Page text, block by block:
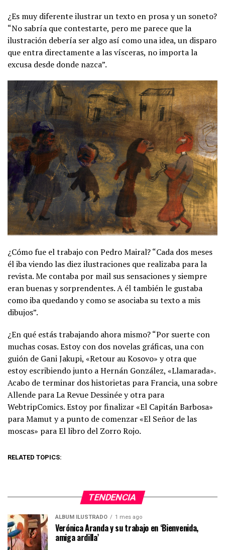
¿Es muy diferente ilustrar un texto en prosa y un soneto?
“No sabría que contestarte, pero me parece que la
ilustración debería ser algo así como una idea, un disparo
que entra directamente a las vísceras, no importa la
excusa desde donde nazca”.
¿Cómo fue el trabajo con Pedro Mairal? “Cada dos meses
él iba viendo las diez ilustraciones que realizaba para la
revista. Me contaba por mail sus sensaciones y siempre
eran buenas y sorprendentes. A él también le gustaba
como iba quedando y como se asociaba su texto a mis
dibujos”.
¿En qué estás trabajando ahora mismo? “Por suerte con
muchas cosas. Estoy con dos novelas gráficas, una con
guión de Gani Jakupi, «Retour au Kosovo» y otra que
estoy escribiendo junto a Hernán González, «Llamarada».
Acabo de terminar dos historietas para Francia, una sobre
Allende para La Revue Dessinée y otra para
WebtripComics. Estoy por finalizar «El Capitán Barbosa»
para Mamut y a punto de comenzar «El Señor de las
moscas» para El libro del Zorro Rojo.
RELATED TOPICS:
TENDENCIA
ÁLBUM ILUSTRADO 1 mes ago
Verónica Aranda y su trabajo en ‘Bienvenida,
amiga ardilla’